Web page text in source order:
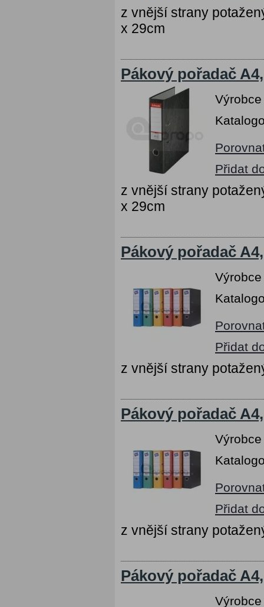
z vnější strany
x 29cm
Pákový pořadač
Přidat
z vnější strany
x 29cm
Pákový pořadač
Přidat
z vnější strany
Pákový pořadač
Přidat
z vnější strany
Pákový pořadač